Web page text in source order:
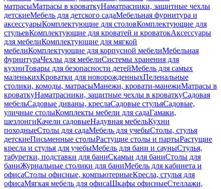
матрасыМатрасы в кроваткуНаматрасники, защитные чехлы
детскиеМебель для детского садаМебельная фурнитура и
аксессуарыКомплектующие для столовКомплектующие для
стульевКомплектующие для кроватей и кроватокАксессуары
для мебелиКомплектующие для мягкой
мебелиКомплектующие для корпусной мебелиМебельная
фурнитураЧехлы для мебелиСистемы хранения для
кухниТовары для безопасности детейМебель для самых
маленькихКроватки для новорожденныхПеленальные
столики, комоды, матрасыМанежи, кровати-манежиМатрасы в
кроваткуНаматрасники, защитные чехлы в кроваткуСадовая
мебельСадовые диваны, креслаСадовые стульяСадовые,
уличные столыКомплекты мебели для садаГамаки,
шезлонгиКачели садовыеНадувная мебельКухни
походныеСтолы для садаМебель для учебыСтолы, стулья
детскиеПисьменные столыРастущие столы и партыРастущие
кресла и стулья для учебыМебель для бани и сауныСтулья,
табуретки, подставки для баниСкамьи для баниСтолы для
баниЖурнальные столики для баниМебель для кабинета и
офисаСтолы офисные, компьютерныеКресла, стулья для
офисаМягкая мебель для офисаШкафы офисныеСтеллажи,